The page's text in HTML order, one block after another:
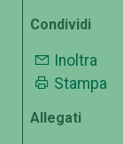
Condividi
Inoltra
Stampa
Allegati